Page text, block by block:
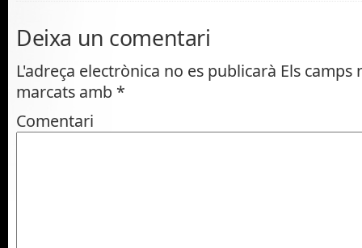
Deixa un comentari
L'adreça electrònica no es publicarà Els camps
marcats amb *
Comentari